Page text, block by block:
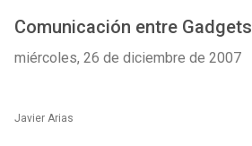
Comunicación entre Gadgets
miércoles, 26 de diciembre de 2007
Javier Arias